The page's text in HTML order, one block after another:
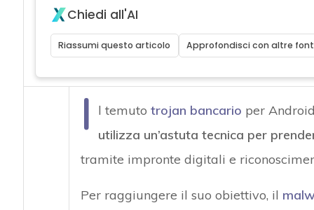
Chiedi all'AI
Riassumi questo articolo Approfondisci con altre
I l temuto trojan bancario per
utilizza un’astuta tecnica per
tramite impronte digitali e
Per raggiungere il suo obiettivo, il